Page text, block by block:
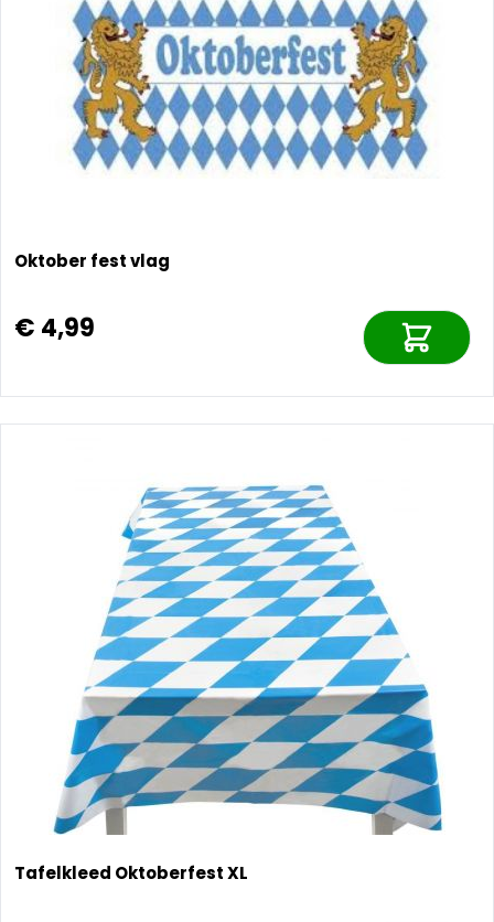
Oktober fest vlag
€ 4,99
Tafelkleed Oktoberfest XL